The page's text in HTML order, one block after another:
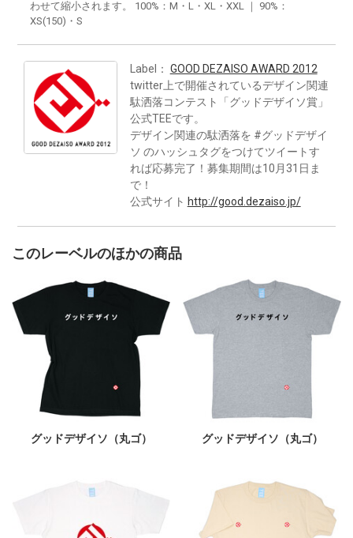
わせて縮小されます。 100%：M・L・XL・XXL ｜ 90%：
XS(150)・S
Label： GOOD DEZAISO AWARD 2012
twitter上で開催されているデザイン関連
駄洒落コンテスト「グッドデザイソ賞」
公式TEEです。
デザイン関連の駄洒落を #グッドデザイ
ソ のハッシュタグをつけてツイートす
れば応募完了！募集期間は10月31日ま
で！
公式サイト http://good.dezaiso.jp/
このレーベルのほかの商品
グッドデザイソ（丸ゴ） グッドデザイソ（丸ゴ）